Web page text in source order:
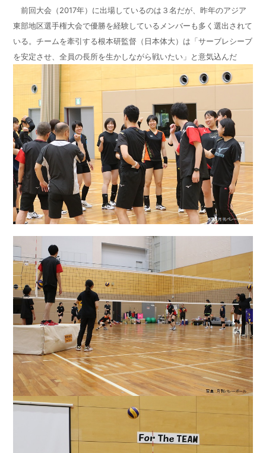
前回大会（2017年）に出場しているのは３名だが、昨年のアジア
東部地区選手権大会で優勝を経験しているメンバーも多く選出されて
いる。チームを牽引する根本研監督（日本体大）は「サーブレシーブ
を安定させ、全員の長所を生かしながら戦いたい」と意気込んだ